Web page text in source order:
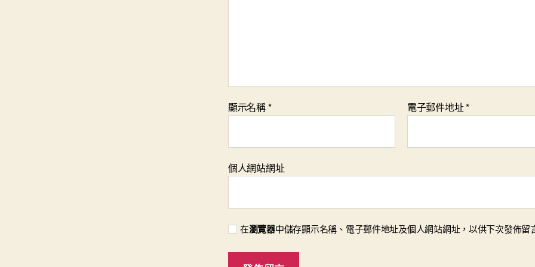
顯示名稱* 電子郵件地址*
個人網站網址
在瀏覽器中儲存顯示名稱、電子郵件地址及個人網站網址，以供下次發佈留